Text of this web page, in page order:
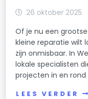
26 oktober 2025
Of je nu een
kleine reparatie wilt
zijn onmisbaar. In
lokale specialisten
projecten in en rond
LEES VERDER